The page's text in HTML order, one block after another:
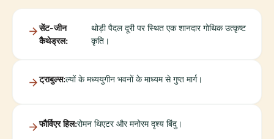
सेंट-जीन
कैथेड्रल:
थोड़ी पैदल दूरी पर स्थित एक शानदार गोथिक उत्कृष्ट
कृति।
ट्राबुल्स:ल्यों के मध्ययुगीन भवनों के माध्यम से गुप्त मार्ग।
फौर्विएर हिल:रोमन थिएटर और मनोरम दृश्य बिंदु।